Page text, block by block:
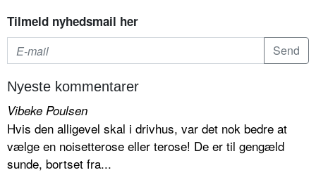
Tilmeld nyhedsmail her
Nyeste kommentarer
Vibeke Poulsen
Hvis den alligevel skal i drivhus, var det nok bedre at
vælge en noisetterose eller terose! De er til gengæld
sunde, bortset fra...